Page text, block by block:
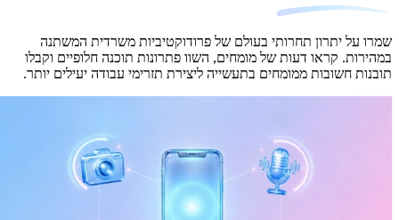
שמרו על יתרון תחרותי בעולם של פרודוקטיביות משרדית המשתנה
במהירות. קראו דעות של מומחים, השוו פתרונות תוכנה חלופיים וקבלו
תובנות חשובות ממומחים בתעשייה ליצירת תזרימי עבודה יעילים יותר.